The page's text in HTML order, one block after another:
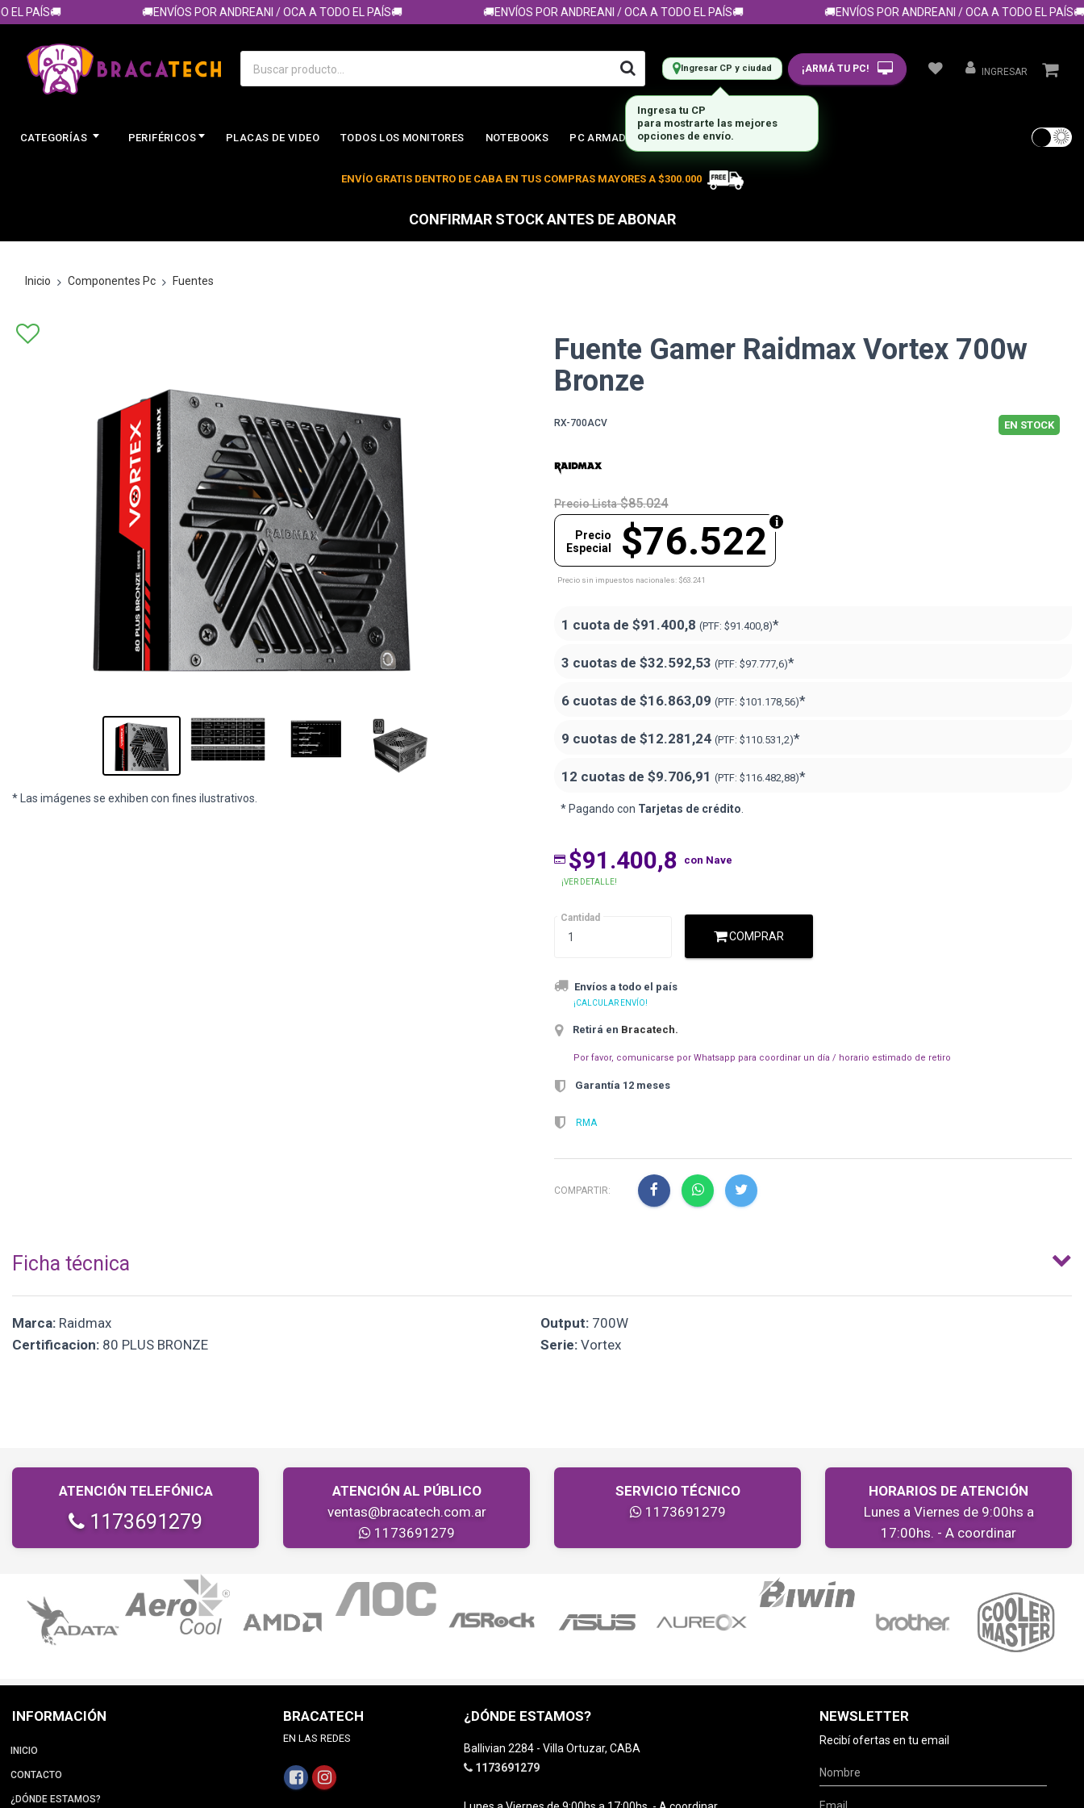
PAÍS🚚 🚚ENVÍOS POR ANDREANI / OCA A TODO EL PAÍS🚚 🚚ENVÍOS POR ANDREANI / OCA A TODO EL PAÍS🚚 🚚ENVÍOS POR ANDREANI / OCA A TODO EL PAÍS🚚
Ingresar CP y ciudad ¡ARMÁ TU PC! INGRESAR
CATEGORÍAS PERIFÉRICOS PLACAS DE VIDEO TODOS LOS MONITORES NOTEBOOKS PC ARMADA
ENVÍO GRATIS DENTRO DE CABA EN TUS COMPRAS MAYORES A $300.000
CONFIRMAR STOCK ANTES DE ABONAR
Inicio Componentes Pc Fuentes
* Las imágenes se exhiben con fines ilustrativos.
Fuente Gamer Raidmax Vortex 700w
Bronze
RX-700ACV EN STOCK
Precio Lista $85.024
$76.522
Precio
Especial
Precio sin impuestos nacionales: $63.241
1 cuota de $91.400,8 (PTF: $91.400,8)*
3 cuotas de $32.592,53 (PTF: $97.777,6)*
6 cuotas de $16.863,09 (PTF: $101.178,56)*
9 cuotas de $12.281,24 (PTF: $110.531,2)*
12 cuotas de $9.706,91 (PTF: $116.482,88)*
* Pagando con Tarjetas de crédito
$91.400,8 con Nave
¡VER DETALLE!
Cantidad
COMPRAR
Envíos a todo el país
¡CALCULAR ENVÍO!
Retirá en Bracatech.
Por favor, comunicarse por Whatsapp para coordinar un día / horario estimado de retiro
Garantía 12 meses
RMA
COMPARTIR:
Ficha técnica
Marca: Raidmax
Certificacion: 80 PLUS BRONZE
Output:700W
Serie:Vortex
ATENCIÓN TELEFÓNICA
1173691279
ATENCIÓN AL PÚBLICO
ventas@bracatech.com.ar
1173691279
SERVICIO TÉCNICO
1173691279
HORARIOS DE ATENCIÓN
Lunes a Viernes de 9:00hs a
17:00hs. - A coordinar
INFORMACIÓN
INICIO
CONTACTO
¿DÓNDE ESTAMOS?
BRACATECH
EN LAS REDES
¿DÓNDE ESTAMOS?
Ballivian 2284 - Villa Ortuzar, CABA
1173691279
NEWSLETTER
Recibí ofertas en tu email
Ingresa tu CP
para mostrarte las mejores
opciones de envío.